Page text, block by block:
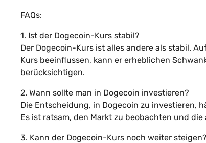
FAQs:
1. Ist der Dogecoin-Kurs stabil?
Der Dogecoin-Kurs ist alles andere als stabil.
Kurs beeinflussen, kann er erheblichen
berücksichtigen.
2. Wann sollte man in Dogecoin investieren?
Die Entscheidung, in Dogecoin zu investieren,
Es ist ratsam, den Markt zu beobachten und
3. Kann der Dogecoin-Kurs noch weiter steigen?